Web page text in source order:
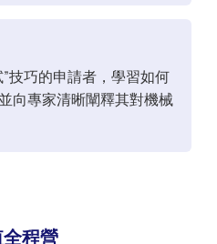
技巧的申請者，學習如何
向專家清晰闡釋其對機械
程營